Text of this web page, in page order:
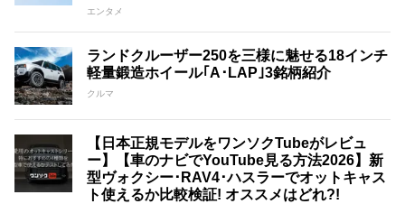
エンタメ
ランドクルーザー250を三様に魅せる18インチ
軽量鍛造ホイール｢A･LAP｣3銘柄紹介
クルマ
【日本正規モデルをワンソクTubeがレビュ
ー】【車のナビでYouTube見る方法2026】新
型ヴォクシー･RAV4･ハスラーでオットキャス
ト使えるか比較検証! オススメはどれ?!